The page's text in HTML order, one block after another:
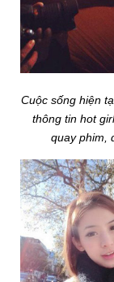
Cuộc sống hiện
thông tin hot
quay phim,